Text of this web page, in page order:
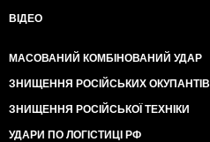
ВІДЕО
МАСОВАНИЙ КОМБІНОВАНИЙ УДАР
ЗНИЩЕННЯ РОСІЙСЬКИХ ОКУПАНТІВ
ЗНИЩЕННЯ РОСІЙСЬКОЇ ТЕХНІКИ
УДАРИ ПО ЛОГІСТИЦІ РФ